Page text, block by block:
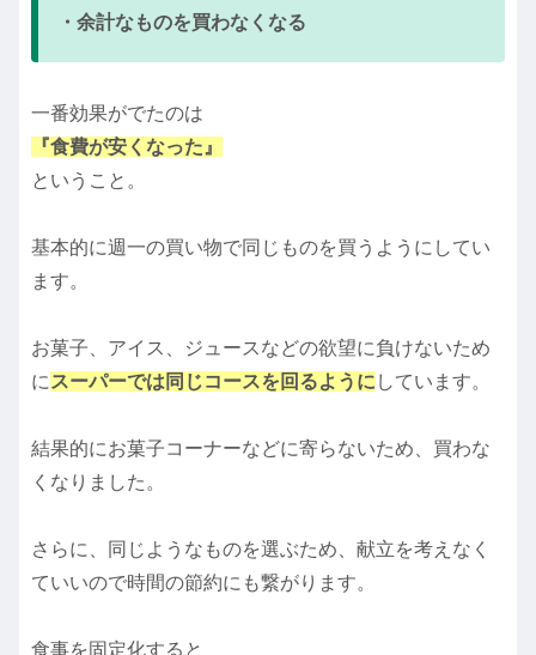
・余計なものを買わなくなる
一番効果がでたのは
『食費が安くなった』
ということ。
基本的に週一の買い物で同じものを買うようにしてい
ます。
お菓子、アイス、ジュースなどの欲望に負けないため
に スーパーでは同じコースを回るように しています。
結果的にお菓子コーナーなどに寄らないため、買わな
くなりました。
さらに、同じようなものを選ぶため、献立を考えなく
ていいので時間の節約にも繋がります。
食事を固定化すると